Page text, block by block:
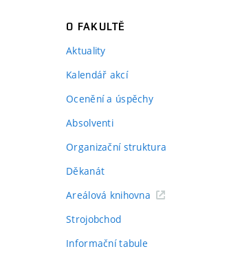
O FAKULTĚ
Aktuality
Kalendář akcí
Ocenění a úspěchy
Absolventi
Organizační struktura
Děkanát
Areálová knihovna
Strojobchod
Informační tabule